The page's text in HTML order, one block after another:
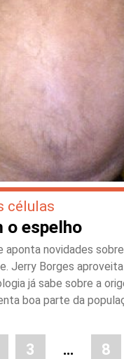
células
o espelho
aponta novidades
Jerry Borges
já sabe sobre a
boa parte da
3 … 8